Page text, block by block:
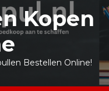
Kopen
Bestellen Online!